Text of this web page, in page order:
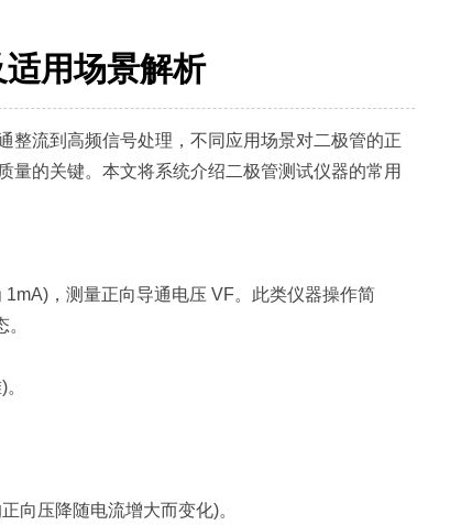
用场景解析
流到高频信号处理，不同应用场景对二极管的正
量的关键。本文将系统介绍二极管测试仪器的常用
，测量正向导通电压 VF。此类仪器操作简
压降随电流增大而变化)。